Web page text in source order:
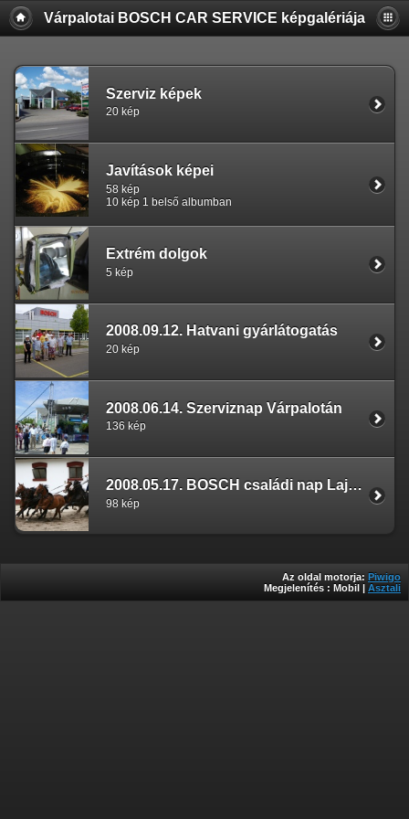
Várpalotai BOSCH CAR SERVICE képgalériája
Szerviz képek
20 kép
Javítások képei
58 kép
10 kép 1 belső albumban
Extrém dolgok
5 kép
2008.09.12. Hatvani gyárlátogatás
20 kép
2008.06.14. Szerviznap Várpalotán
136 kép
2008.05.17. BOSCH családi nap Lajosmizse
98 kép
Az oldal motorja: Piwigo
Megjelenítés : Mobil | Asztali